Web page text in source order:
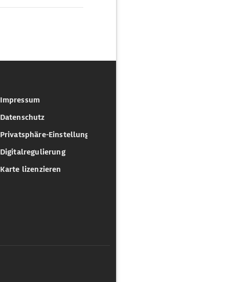
Impressum
Datenschutz
Privatsphäre-Einstellungen
Digitalregulierung
Karte lizenzieren